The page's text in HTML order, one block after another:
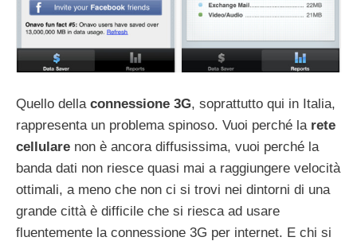
Quello della connessione 3G, soprattutto qui in Italia,
rappresenta un problema spinoso. Vuoi perché la rete
cellulare non è ancora diffusissima, vuoi perché la
banda dati non riesce quasi mai a raggiungere velocità
ottimali, a meno che non ci si trovi nei dintorni di una
grande città è difficile che si riesca ad usare
fluentemente la connessione 3G per internet. E chi si